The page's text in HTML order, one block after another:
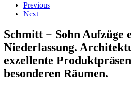
Previous
Next
Schmitt + Sohn Aufzüge
Niederlassung.
exzellente
besonderen Räumen.